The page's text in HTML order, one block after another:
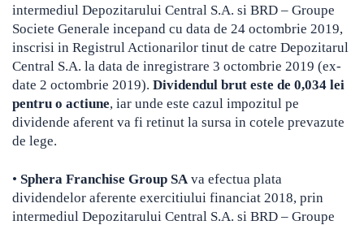
intermediul Depozitarului Central S.A. si BRD – Groupe
Societe Generale incepand cu data de 24 octombrie 2019,
inscrisi in Registrul Actionarilor tinut de catre Depozitarul
Central S.A. la data de inregistrare 3 octombrie 2019 (ex-
date 2 octombrie 2019). Dividendul brut este de 0,034 lei
pentru o actiune, iar unde este cazul impozitul pe
dividende aferent va fi retinut la sursa in cotele prevazute
de lege.
• Sphera Franchise Group SA va efectua plata
dividendelor aferente exercitiului financiat 2018, prin
intermediul Depozitarului Central S.A. si BRD – Groupe